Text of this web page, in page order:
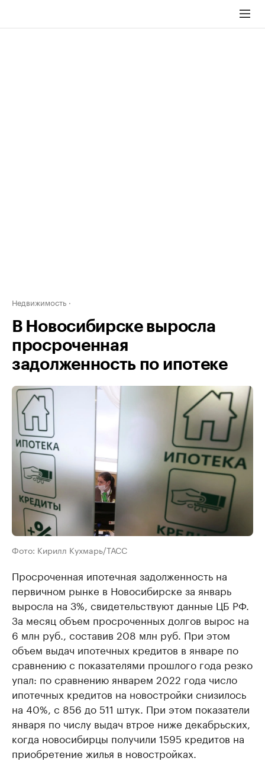
Недвижимость
В Новосибирске выросла
просроченная
задолженность по ипотеке
Фото: Кирилл Кухмарь/ТАСС
Просроченная ипотечная задолженность на
первичном рынке в Новосибирске за январь
выросла на 3%, свидетельствуют данные ЦБ РФ.
За месяц объем просроченных долгов вырос на
6 млн руб., составив 208 млн руб. При этом
объем выдач ипотечных кредитов в январе по
сравнению с показателями прошлого года резко
упал: по сравнению январем 2022 года число
ипотечных кредитов на новостройки снизилось
на 40%, с 856 до 511 штук. При этом показатели
января по числу выдач втрое ниже декабрьских,
когда новосибирцы получили 1595 кредитов на
приобретение жилья в новостройках.